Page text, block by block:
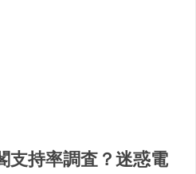
支持率調査？迷惑電